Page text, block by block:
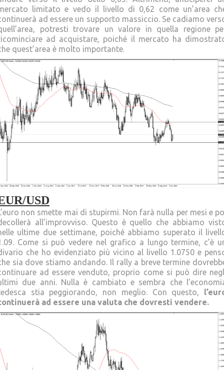
limitato e vedo il livello di 0,62 come un’area
ad essere un supporto massiccio. Se cadiamo
potresti trovare un valore in quella regione
ad acquistare, poiché il mercato ha
quest’area è molto importante.
USD
non smette mai di stupirmi. Non farà nulla per mesi e
all’improvviso. Questo è quello che abbiamo
ultime due settimane, poiché abbiamo superato il
Come si può vedere nel grafico a lungo termine, c’è
che ho evidenziato più vicino al livello 1.0750 e
sia dove stiamo andando. Il rally a breve termine
ad essere venduto, proprio come si può dire
due anni. Nulla è cambiato e sembra che
stia peggiorando, non meglio. Con questo,
ad essere una valuta che dovresti vendere.